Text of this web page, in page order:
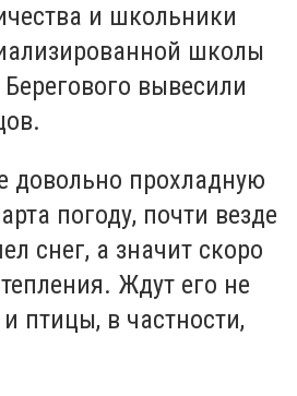
и школьники
школы
вывесили
довольно прохладную
погоду, почти везде
снег, а значит скоро
Ждут его не
птицы, в частности,